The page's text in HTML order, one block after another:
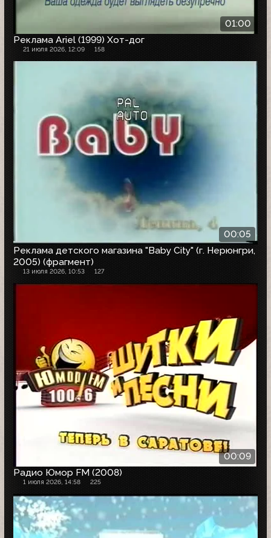
01:00
Реклама Ariel (1999) Хот-дог
21 июля 2026, 12:09 158
00:05
Реклама детского магазина "Baby City" (г. Нерюнгри,
2005) (фрагмент)
13 июля 2026, 10:53 127
00:09
Радио Юмор FM (2008)
1 июля 2026, 14:58 225